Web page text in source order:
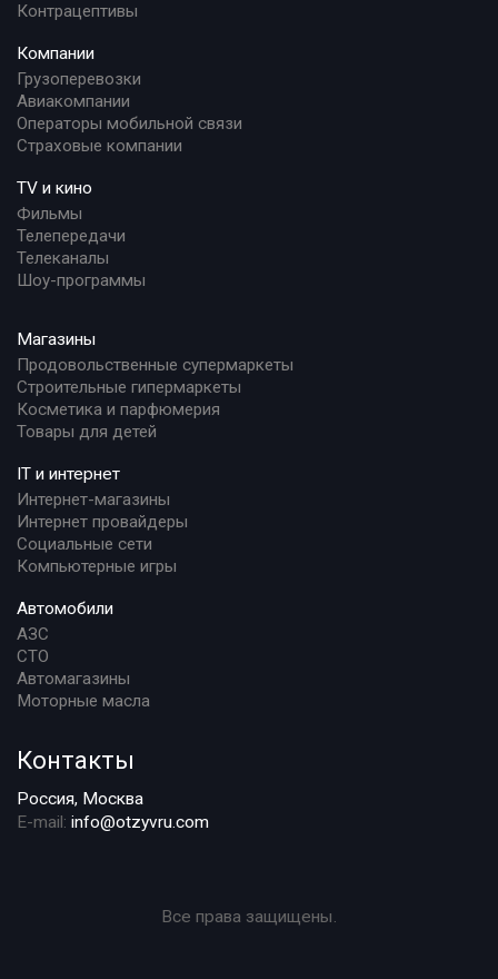
Контрацептивы
Компании
Грузоперевозки
Авиакомпании
Операторы мобильной связи
Страховые компании
TV и кино
Фильмы
Телепередачи
Телеканалы
Шоу-программы
Магазины
Продовольственные супермаркеты
Строительные гипермаркеты
Косметика и парфюмерия
Товары для детей
IT и интернет
Интернет-магазины
Интернет провайдеры
Социальные сети
Компьютерные игры
Автомобили
АЗС
СТО
Автомагазины
Моторные масла
Контакты
Россия, Москва
E-mail: info@otzyvru.com
Все права защищены.